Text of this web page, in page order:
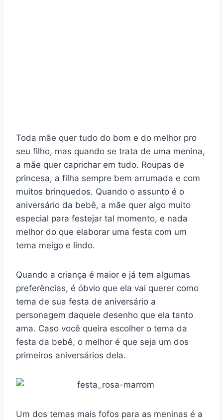
Toda mãe quer tudo do bom e do melhor pro
seu filho, mas quando se trata de uma menina,
a mãe quer caprichar em tudo. Roupas de
princesa, a filha sempre bem arrumada e com
muitos brinquedos. Quando o assunto é o
aniversário da bebê, a mãe quer algo muito
especial para festejar tal momento, e nada
melhor do que elaborar uma festa com um
tema meigo e lindo.
Quando a criança é maior e já tem algumas
preferências, é óbvio que ela vai querer como
tema de sua festa de aniversário a
personagem daquele desenho que ela tanto
ama. Caso você queira escolher o tema da
festa da bebê, o melhor é que seja um dos
primeiros aniversários dela.
Um dos temas mais fofos para as meninas é a